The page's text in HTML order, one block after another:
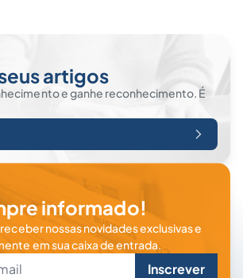
artigos
e ganhe reconhecimento. É
informado!
nossas novidades exclusivas e
em sua caixa de entrada.
Inscrever